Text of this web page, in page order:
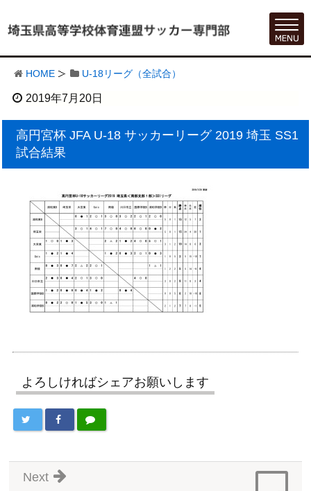
HOME U-18リーグ（全試合）
2019年7月20日
高円宮杯 JFA U-18 サッカーリーグ 2019 埼玉 SS1
試合結果
よろしければシェアお願いします
Next